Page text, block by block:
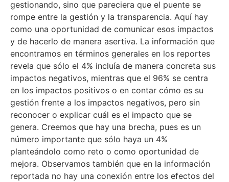
gestionando, sino que pareciera que el puente se
rompe entre la gestión y la transparencia. Aquí hay
como una oportunidad de comunicar esos impactos
y de hacerlo de manera asertiva. La información que
encontramos en términos generales en los reportes
revela que sólo el 4% incluía de manera concreta sus
impactos negativos, mientras que el 96% se centra
en los impactos positivos o en contar cómo es su
gestión frente a los impactos negativos, pero sin
reconocer o explicar cuál es el impacto que se
genera. Creemos que hay una brecha, pues es un
número importante que sólo haya un 4%
planteándolo como reto o como oportunidad de
mejora. Observamos también que en la información
reportada no hay una conexión entre los efectos del